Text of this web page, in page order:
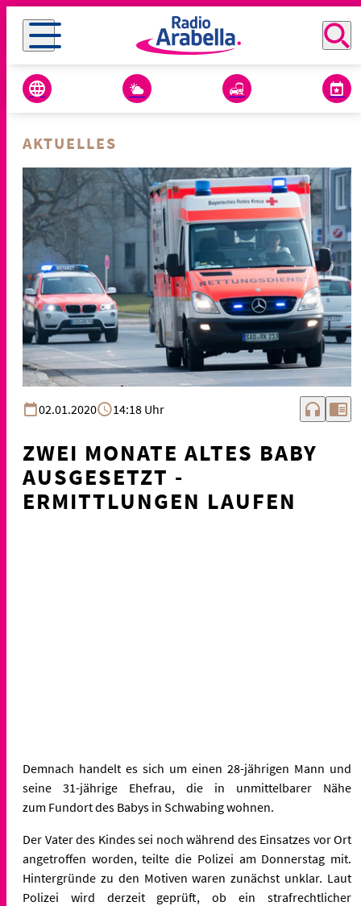
AKTUELLES
02.01.2020 14:18 Uhr headphones chrome_reader_mode
ZWEI MONATE ALTES BABY
AUSGESETZT -
ERMITTLUNGEN LAUFEN
Demnach handelt es sich um einen 28-jährigen Mann und
seine 31-jährige Ehefrau, die in unmittelbarer Nähe
zum Fundort des Babys in Schwabing wohnen.
Der Vater des Kindes sei noch während des Einsatzes vor Ort
angetroffen worden, teilte die Polizei am Donnerstag mit.
Hintergründe zu den Motiven waren zunächst unklar. Laut
Polizei wird derzeit geprüft, ob ein strafrechtlicher